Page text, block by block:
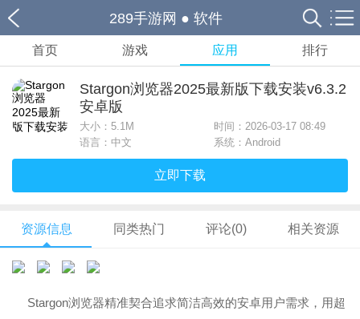
289手游网 ● 软件
首页 游戏 应用 排行
Stargon浏览器2025最新版下载安装v6.3.2
安卓版
大小： 5.1M
时间：2026-03-17 08:49
语言：中文
系统：Android
立即下载
资源信息 同类热门 评论(0) 相关资源
Stargon浏览器精准契合追求简洁高效的安卓用户需求，用超